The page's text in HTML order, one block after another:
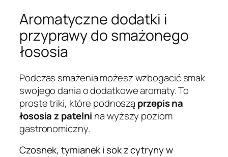
Aromatyczne dodatki i
przyprawy do smażonego
łososia
Podczas smażenia możesz wzbogacić smak
swojego dania o dodatkowe aromaty. To
proste triki, które podnoszą przepis na
łososia z patelni na wyższy poziom
gastronomiczny.
Czosnek, tymianek i sok z cytryny w